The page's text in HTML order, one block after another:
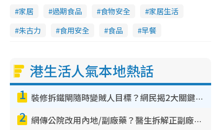
家居 過期食品 食物安全
家居生活
朱古力
食用安全 食品 早餐
港生活人氣本地熱話
1 裝修拆鐵閘隨時變賊人目標？網民揭2大關鍵用途：裝新式等於白裝？附新舊鐵閘分別
2 網傳公院改用內地/副廠藥？醫生拆解正副廠分別 揭4類人換藥隨時出事